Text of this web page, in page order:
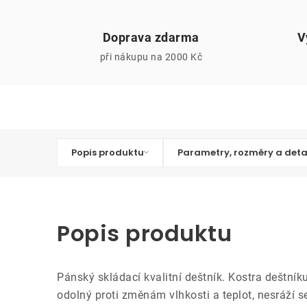
Doprava zdarma
při nákupu na 2000 Kč
Popis produktu Parametry, rozměry a
Popis produktu
Pánský skládací kvalitní deštník. Kostra
odolný proti změnám vlhkosti a teplot, nesráží